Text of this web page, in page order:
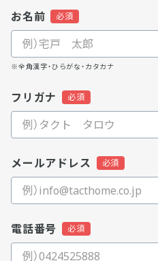
お名前
※全角漢字・ひらがな・カタカナ
フリガナ
メールアドレス
電話番号